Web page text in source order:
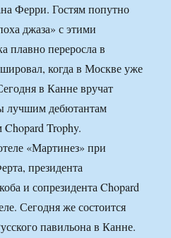
Ферри. Гостям попутно
джаза» с этими
плавно переросла в
когда в Москве уже
в Канне вручат
лучшим дебютантам
Chopard Trophy.
«Мартинез» при
президента
и сопрезидента Chopard
Сегодня же состоится
павильона в Канне.